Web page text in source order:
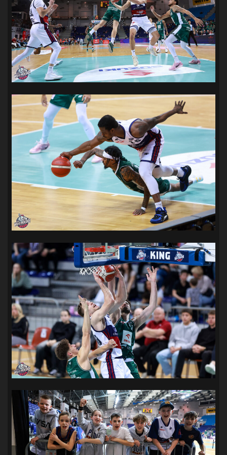
SANDRA SPA POGOŃ SZCZECIN (100) SIEDLECKA(63)
SPARING(110) SPR POGOŃ SZCZECIN(72)
SPÓJNIA STARGARD(35) STOCZNIA SZCZECIN(40)
SUPERLIGA KOBIET(58) SUPERLIGA MĘŻCZYZN(92)
TAURON LIGA KOBIET (106) TENIS(26) TREFL SOPOT (26)
WYGRANA(43) ZAGŁĘBIE LUBIN(36) ŚLĄSK WROCŁAW(29)
ŚWIT SKOLWIN(111)
STAT4U